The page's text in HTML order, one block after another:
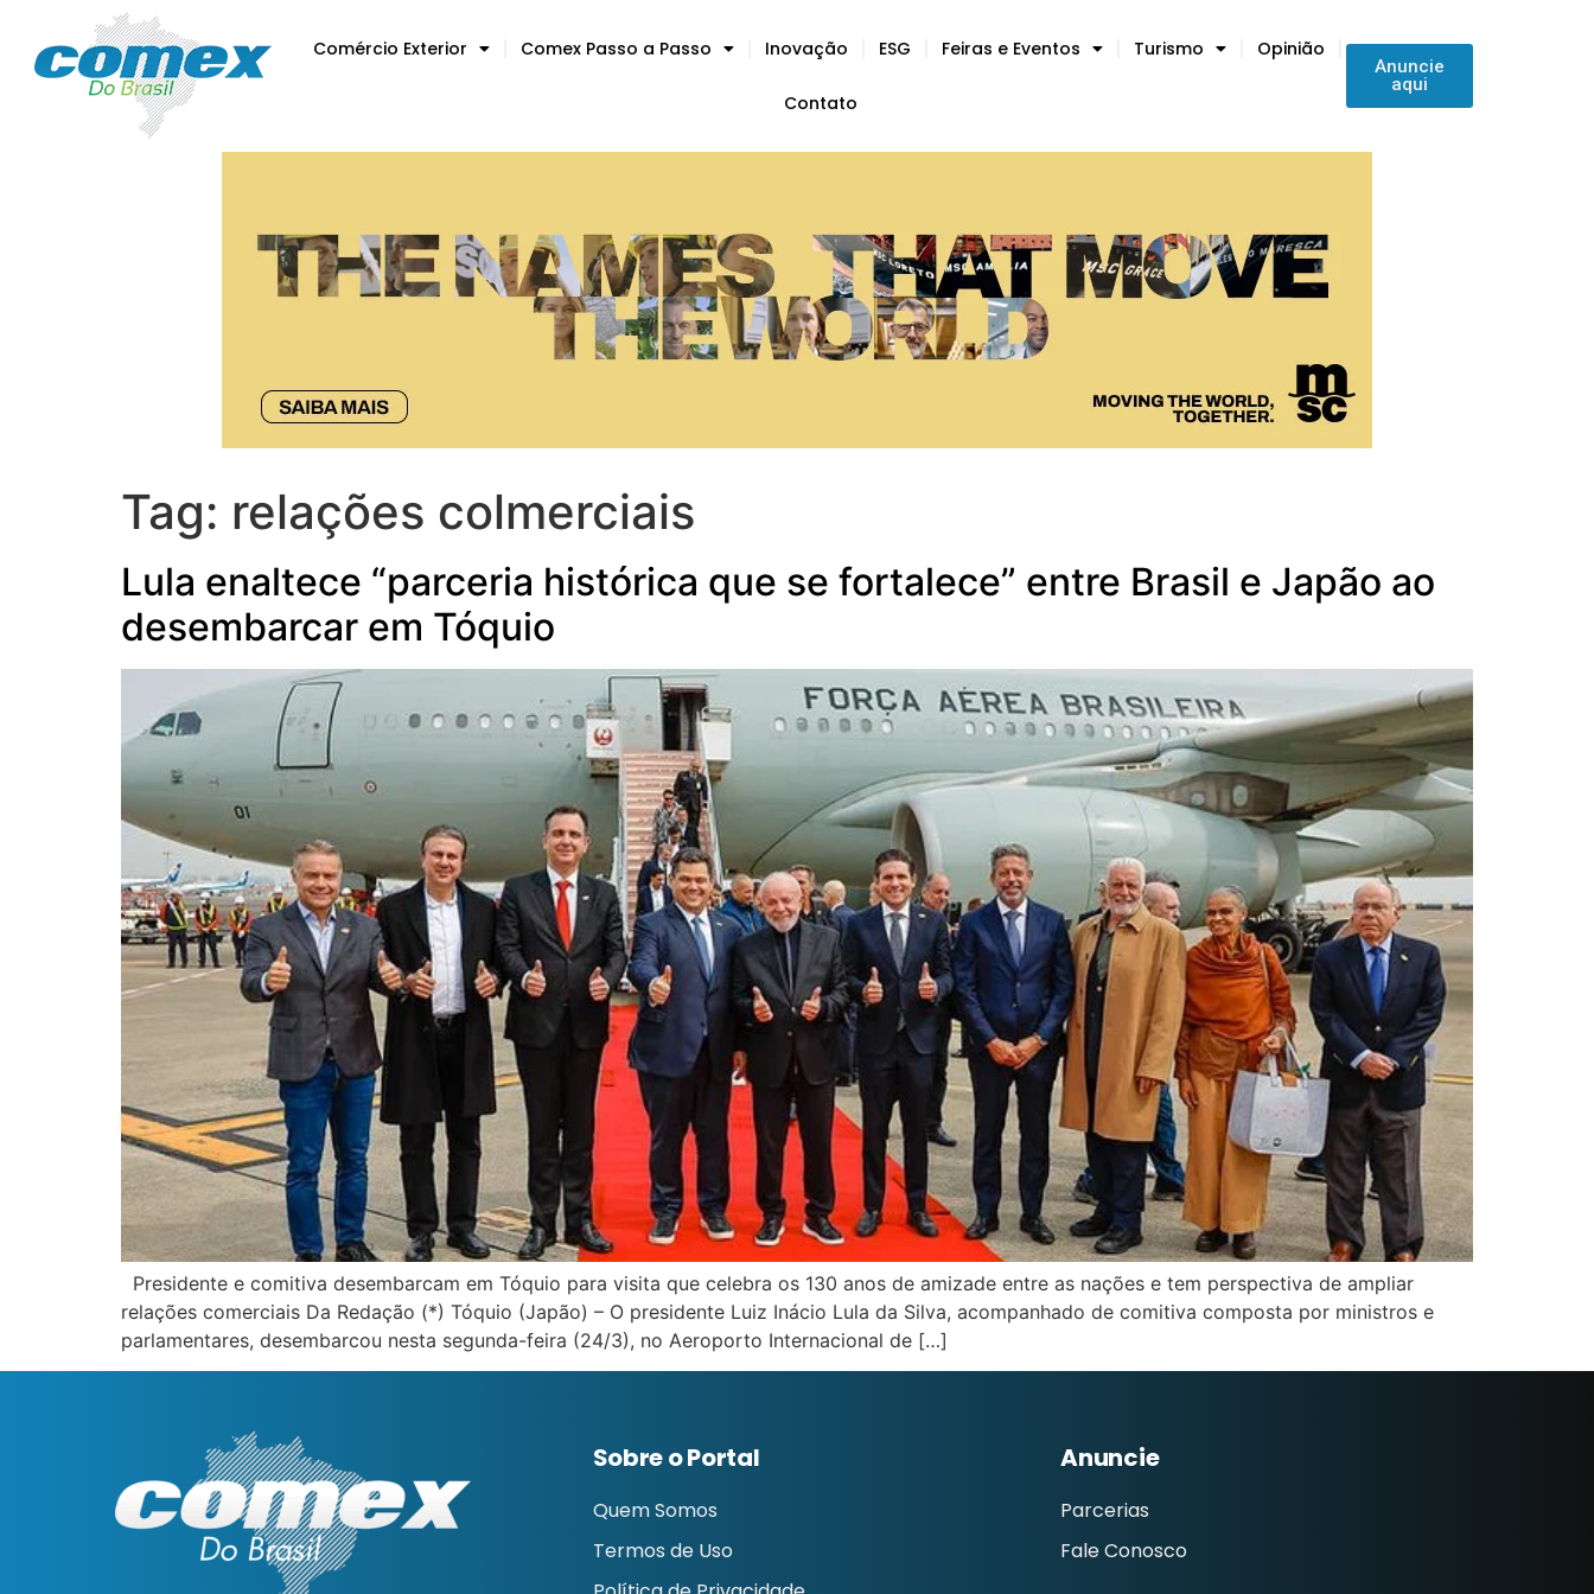
Comércio Exterior Comex Passo a Passo Inovação ESG Feiras e Eventos Turismo Opinião
Contato
Anuncie
aqui
Tag: relações colmerciais
Lula enaltece “parceria histórica que se fortalece” entre Brasil e Japão ao
desembarcar em Tóquio
Presidente e comitiva desembarcam em Tóquio para visita que celebra os 130 anos de amizade entre as nações e tem perspectiva de ampliar
relações comerciais Da Redação (*) Tóquio (Japão) – O presidente Luiz Inácio Lula da Silva, acompanhado de comitiva composta por ministros e
parlamentares, desembarcou nesta segunda-feira (24/3), no Aeroporto Internacional de […]
Sobre o Portal
Quem Somos
Termos de Uso
Anuncie
Parcerias
Fale Conosco